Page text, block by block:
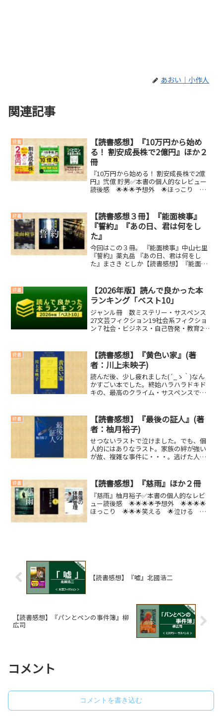
あおい｜小作人
関連記事
読書
【読書感想】『10万円から始め
る！ 割安成長株で2億円』ほか２
冊
『10万円から始める！ 割安成長株で2億
円』弐億 貯男✅本書の個人的なレビュー
読後感 🌟🌟🌟予想外 🌟ほっこり 🌟
ク型ビジネスに着目している点は非常に
参考になった。IP...
読書
【読書感想３冊】『能面検事』
『誓約』『あの日、君は何をし
た』
今回はこの３冊。 『能面検事』中山七里
『誓約』薬丸岳 『あの日、君は何をし
た』まさき としか【読書感想】『能面検
り 🌟笑える 🌟泣ける 🌟感想とか思
ったことさすが中山先...
読書
【2026年版】読んで良かった本
ランキング「ベスト10」
ジャンル冊 数ミステリー・サスペンス
27文芸フィクション19社会系フィクショ
ン７社会・ビジネス・自己啓発・教育29
この中から私が「読んで良かったなぁ」
と思った本を...
読書
【読書感想】『黄色い家』(著
者：川上未映子)
読んだ後、少し疲れました(´_ゝ｀)なん
かすごい本でした。終始ハラハラドキド
キの、最高のクライム・サスペンスでし
つける。60歳になった彼女は、若い女性
の監禁・傷害の...
読書
【読書感想】『最後の証人』(著
者：柚月裕子)
せつないラストで泣けました。でも、個
人的にはありなラスト。家族の絆が強い
が故、複雑な事件に・・・。逃げた人、
です。内容紹介ベストセラー「佐方貞
人」シリーズ弁護士編、新装...
読書 【読書感想】『慈雨』ほか２冊
『慈雨』柚月裕子✅本書の個人的なレビ
ュー読後感 🌟🌟🌟🌟予想外 🌟🌟🌟🌟
ほっこり 🌟🌟🌟笑える 🌟泣ける 🌟
【読書感想】『嘘』北國浩二
【読書感想】『パンとペンの事件簿』柳
広司
コメント
コメントを書き込む